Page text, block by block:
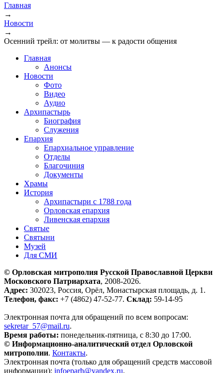
Главная
→
Новости
→
Осенний трейл: от молитвы — к радости общения
Главная
Анонсы
Новости
Фото
Видео
Аудио
Архипастырь
Биография
Служения
Епархия
Епархиальное управление
Отделы
Благочиния
Документы
Храмы
История
Архипастыри с 1788 года
Орловская епархия
Ливенская епархия
Святые
Святыни
Музей
Для СМИ
© Орловская митрополия Русской Православной Церкви
Московского Патриархата, 2008-2026.
Адрес: 302023, Россия, Орёл, Монастырская площадь, д. 1.
Телефон, факс: +7 (4862) 47-52-77. Склад: 59-14-95
Электронная почта для обращений по всем вопросам:
sekretar_57@mail.ru.
Время работы: понедельник-пятница, с 8:30 до 17:00.
© Информационно-аналитический отдел Орловской
митрополии. Контакты.
Электронная почта (только для обращений средств массовой
информации): infoeparh@yandex.ru.